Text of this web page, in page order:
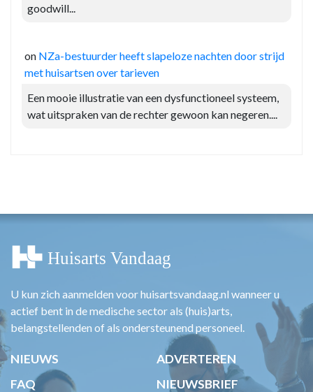
goodwill...
on NZa-bestuurder heeft slapeloze nachten door strijd
met huisartsen over tarieven
Een mooie illustratie van een dysfunctioneel systeem,
wat uitspraken van de rechter gewoon kan negeren....
U kun zich aanmelden voor huisartsvandaag.nl wanneer u
actief bent in de medische sector als (huis)arts,
belangstellenden of als ondersteunend personeel.
NIEUWS
ADVERTEREN
FAQ
NIEUWSBRIEF